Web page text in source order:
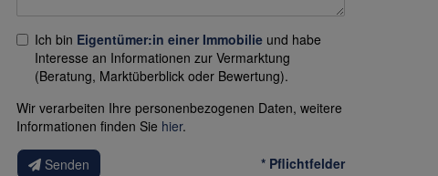
Ich bin Eigentümer:in einer Immobilie und habe
Interesse an Informationen zur Vermarktung
(Beratung, Marktüberblick oder Bewertung).
Wir verarbeiten Ihre personenbezogenen Daten, weitere
Informationen finden Sie hier.
Senden * Pflichtfelder